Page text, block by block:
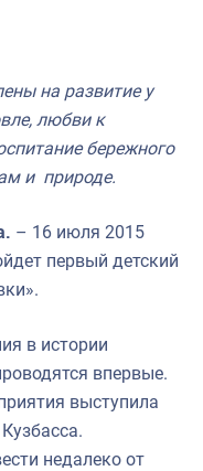
на развитие у
любви к
бережного
и природе.
– 16 июля 2015
первый детский
в истории
впервые.
выступила
недалеко от